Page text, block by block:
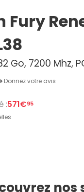
Go, 7200 Mhz,
Donnez votre avis
:571€95
nos